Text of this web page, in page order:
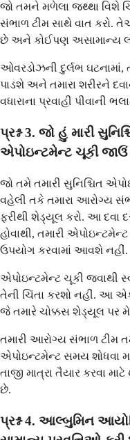
જો તમને મળેલા જથ્થા વિશે
સંભાળ ટીમ સાથે વાત કરો.
છે અને કોઈપણ અસામાન્ય
ઓવરડોઝની દુર્લભ ઘટનામાં,
પાડશે અને તમારા શરીરને
વધારાના પ્રવાહી પીવાની
પ્રશ્ન 3. જો હું મારી
એપોઇન્ટમેન્ટ ચૂકી
જો તમે તમારી સુનિશ્ચિત
વહેલી તકે તમારા આરોગ્ય
ફરીથી શેડ્યૂલ કરો. આ દવા
હોવાથી, તમારી
ઉપયોગ કરવામાં આવશે નહીં.
એપોઇન્ટમેન્ટ ચૂકી જવાથી
તેની ચિંતા કરશો નહીં. આ એક
જે તમારે ચોક્કસ શેડ્યૂલ પર
તમારી આરોગ્ય સંભાળ ટીમ
એપોઇન્ટમેન્ટ સમય શોધવા
તાજી માત્રા તૈયાર કરવા
છે.
પ્રશ્ન 4. આલ્બુમિન